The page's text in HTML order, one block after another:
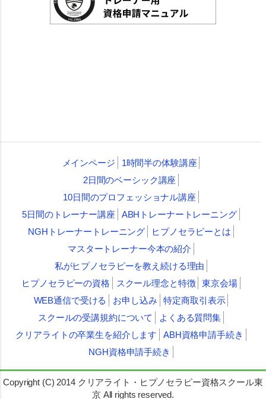
メインページ
1時間半の体験講座
2日間のベーシック講座
10日間のプロフェッショナル講座
5日間のトレーナー講座
ABHトレーナートレーニング
NGHトレーナートレーニング
ヒプノセラピーとは
マスタートレーナー今本の紹介
私がヒプノセラピーを教え続ける理由
ヒプノセラピーの資格
スクール理念と特徴
東京会場
WEB通信で受ける
お申し込み
特定商取引表示
スクールの受講規約について
よくある質問集
クリアライトの卒業生を紹介します
ABH資格申請手続き
NGH資格申請手続き
Copyright (C) 2014 クリアライト・ヒプノセラピー資格スクール東
京All rights reserved.